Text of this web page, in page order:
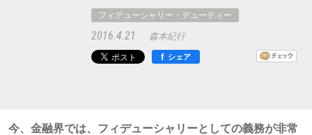
フィデューシャリー・デューティー
2016.4.21
森本紀行
f
シェア
今、金融界では、フィデューシャリーとしての義務が非常